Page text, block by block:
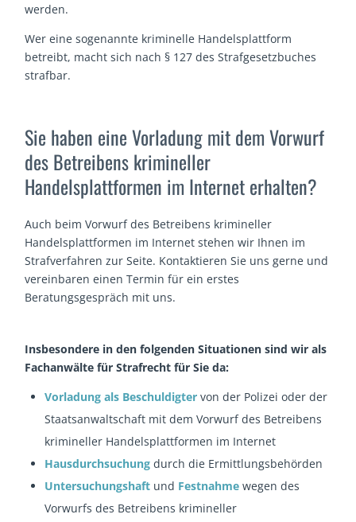
werden.
Wer eine sogenannte kriminelle Handelsplattform
betreibt, macht sich nach § 127 des Strafgesetzbuches
strafbar.
Sie haben eine Vorladung mit dem Vorwurf
des Betreibens krimineller
Handelsplattformen im Internet erhalten?
Auch beim Vorwurf des Betreibens krimineller
Handelsplattformen im Internet stehen wir Ihnen im
Strafverfahren zur Seite. Kontaktieren Sie uns gerne und
vereinbaren einen Termin für ein erstes
Beratungsgespräch mit uns.
Insbesondere in den folgenden Situationen sind wir als
Fachanwälte für Strafrecht für Sie da:
Vorladung als Beschuldigter von der Polizei oder der
Staatsanwaltschaft mit dem Vorwurf des Betreibens
krimineller Handelsplattformen im Internet
Hausdurchsuchung durch die Ermittlungsbehörden
Untersuchungshaft und Festnahme wegen des
Vorwurfs des Betreibens krimineller